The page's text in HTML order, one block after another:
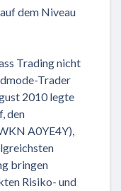
dem Niveau
Trading nicht
Trader
2010 legte
den
A0YE4Y),
bringen
Risiko- und